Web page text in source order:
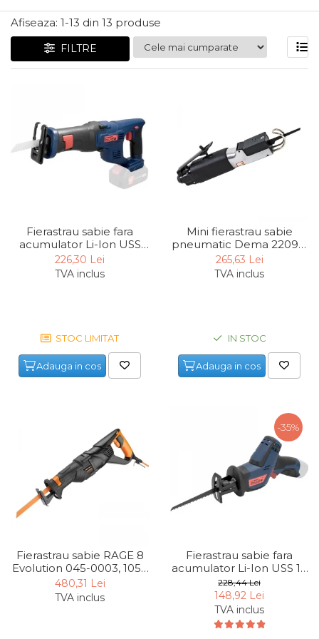
Articole Pentru Gradina
Accesorii Bucatarie
Cabluri Incalzitoare cu
Termostat
Accesorii Baie
Accesorii Telefoane
Ultrasunete
Cutii Depozitare
Chinga & Suport Mobila
Accesorii
Jucarii
Baterii & Acumulatori
Baterii AAA
Corpuri de Iluminat
Lanterne
Proiectoare
Afiseaza: 1-13 din 13 produse
FILTRE
Fierastrau sabie fara
acumulator Li-Ion USS
18-0 Gude 58513, 18V,
3000 rpm, 14.5 mm
226,30 Lei
TVA inclus
STOC LIMITAT
Adauga in cos
Mini fierastrau sabie
pneumatic Dema 22099,
9000 rpm, 10 mm
265,63 Lei
TVA inclus
IN STOC
Adauga in cos
Fierastrau sabie RAGE 8
Evolution 045-0003, 1050
W, 800-2400/min
480,31 Lei
TVA inclus
-35%
Fierastrau sabie fara
acumulator Li-Ion USS 12
Gude 58608, 12V,
3000/min
228,44 Lei
148,92 Lei
TVA inclus